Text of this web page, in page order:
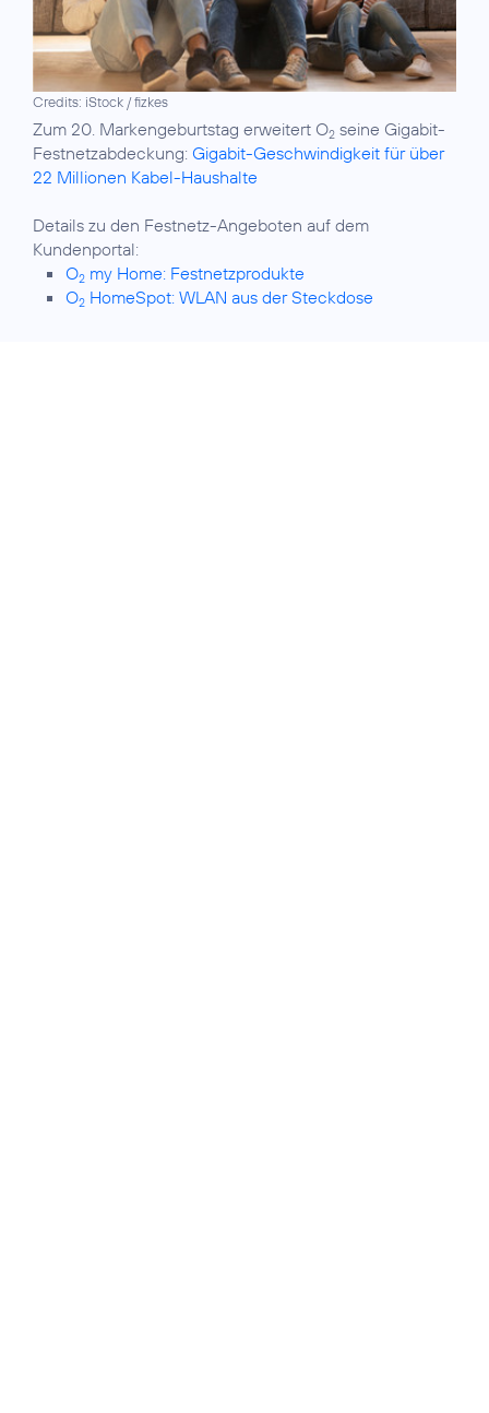
Credits: iStock / fizkes
Zum 20. Markengeburtstag erweitert O2 seine Gigabit-
Festnetzabdeckung: Gigabit-Geschwindigkeit für über
22 Millionen Kabel-Haushalte
Details zu den Festnetz-Angeboten auf dem
O2 my Home: Festnetzprodukte
O2 HomeSpot: WLAN aus der Steckdose